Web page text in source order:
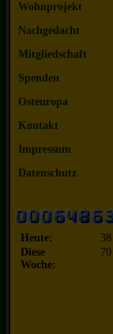
Wohnprojekt
Nachgedacht
Mitgliedschaft
Spenden
Osteuropa
Kontakt
Impressum
Datenschutz
Heute:
38
Diese
Woche:
70